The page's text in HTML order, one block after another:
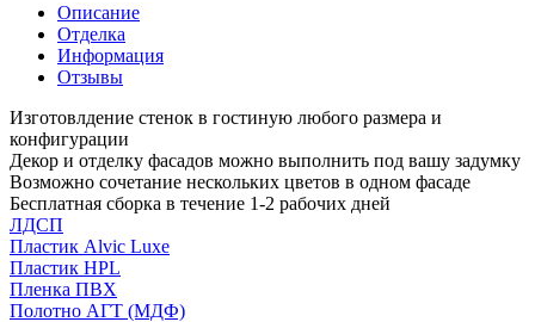
Описание
Отделка
Информация
Отзывы
Изготовлдение стенок в гостиную любого размера и
конфигурации
Декор и отделку фасадов можно выполнить под вашу задумку
Возможно сочетание нескольких цветов в одном фасаде
Бесплатная сборка в течение 1-2 рабочих дней
ЛДСП
Пластик Alvic Luxe
Пластик HPL
Пленка ПВХ
Полотно АГТ (МДФ)